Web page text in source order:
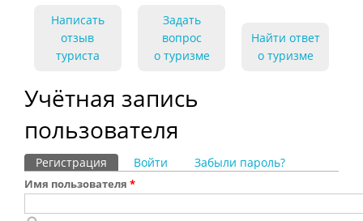
Написать
отзыв
туриста
Задать
вопрос
о туризме
Найти ответ
о туризме
Учётная запись
пользователя
Главные вкладки
Регистрация (активная вкладка)
Войти Забыли пароль?
Имя пользователя *